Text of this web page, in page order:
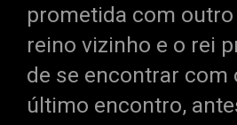
prometida com
reino vizinho e o rei
de se encontrar com
último encontro,